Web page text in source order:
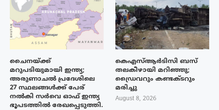
ചൈനയ്ക്ക്
മറുപടിയുമായി ഇന്ത്യ;
അരുണാചൽ പ്രദേശിലെ
27 സ്ഥലങ്ങൾക്ക് പേര്
നൽകി സർവെ ഓഫ് ഇന്ത്യ
ഭൂപടത്തിൽ രേഖപ്പെടുത്തി.
കെഎസ്ആർടിസി ബസ്
തലകീഴായി മറിഞ്ഞു;
ഡ്രൈവറും കണ്ടക്ടറും
മരിച്ചു
August 8, 2026